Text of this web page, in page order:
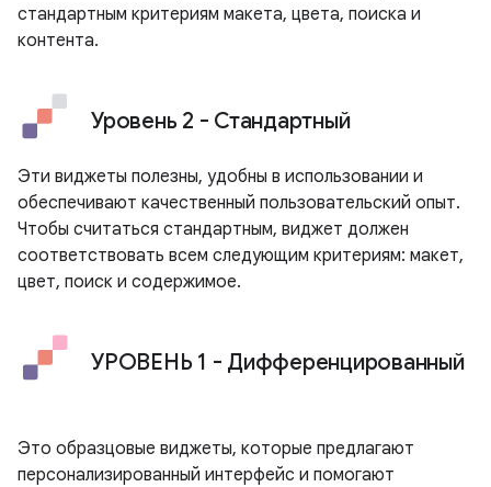
стандартным критериям макета, цвета, поиска и
контента.
Уровень 2 - Стандартный
Эти виджеты полезны, удобны в использовании и
обеспечивают качественный пользовательский опыт.
Чтобы считаться стандартным, виджет должен
соответствовать всем следующим критериям: макет,
цвет, поиск и содержимое.
УРОВЕНЬ 1 - Дифференцированный
Это образцовые виджеты, которые предлагают
персонализированный интерфейс и помогают